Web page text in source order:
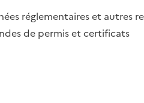
réglementaires et autres
de permis et certificats